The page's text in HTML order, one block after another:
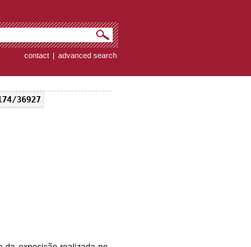
contact | advanced search
36927